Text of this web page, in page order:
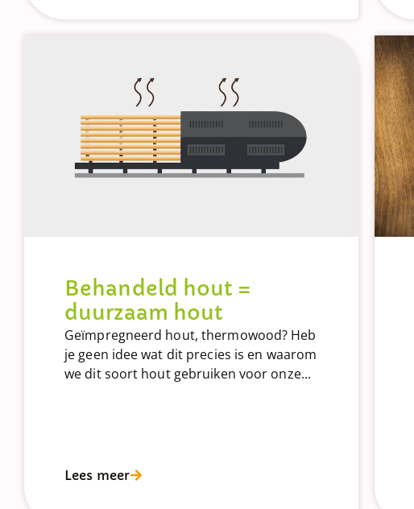
Behandeld hout =
duurzaam hout
Geïmpregneerd hout, thermowood? Heb
je geen idee wat dit precies is en waarom
we dit soort hout gebruiken voor onze...
Lees meer